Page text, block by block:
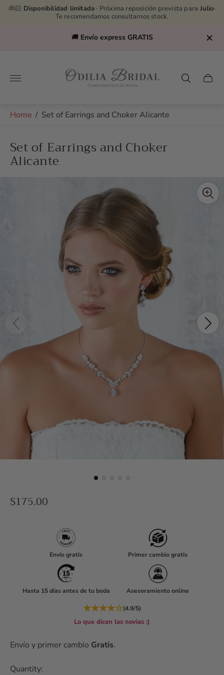
👰🏻 Disponibilidad limitada · Próxima reposición prevista para Julio·
Te recomendamos consultarnos stock.
🚚 Envío express GRATIS
Store
logo"
Cart
Home / Set of Earrings and Choker Alicante
Set of Earrings and Choker
Alicante
R
c
e
$175.00
Envío gratis Primer cambio gratis
Hasta 15 días antes de tu boda Asesoramiento online
★★★★☆(4.9/5)
Lo que dicen las novias ;)
Envío y primer cambio Gratis.
Quantity: